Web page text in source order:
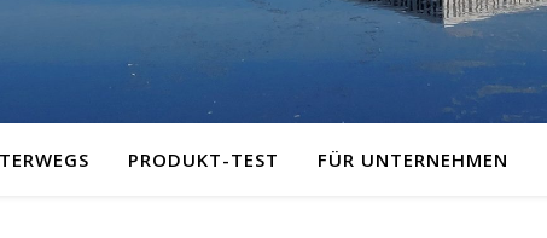
PRODUKT-TEST FÜR UNTERNEHMEN